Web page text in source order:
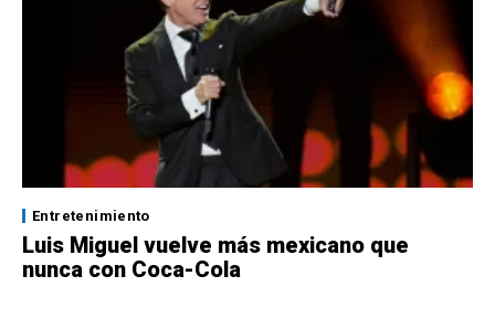
Entretenimiento
Luis Miguel vuelve más mexicano que
nunca con Coca-Cola